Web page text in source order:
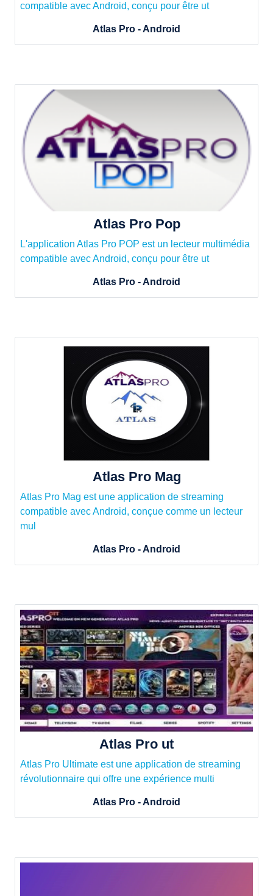
compatible avec Android, conçu pour être ut
Atlas Pro - Android
Atlas Pro Pop
L'application Atlas Pro POP est un lecteur multimédia
compatible avec Android, conçu pour être ut
Atlas Pro - Android
Atlas Pro Mag
Atlas Pro Mag est une application de streaming
compatible avec Android, conçue comme un lecteur
mul
Atlas Pro - Android
Atlas Pro ut
Atlas Pro Ultimate est une application de streaming
révolutionnaire qui offre une expérience multi
Atlas Pro - Android